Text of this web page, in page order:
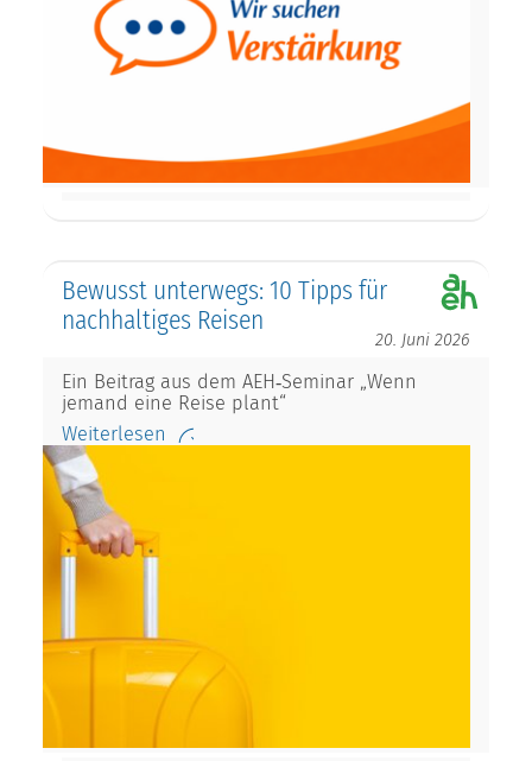
Bewusst unterwegs: 10 Tipps für
nachhaltiges Reisen
20. Juni 2026
Ein Beitrag aus dem AEH‑Seminar „Wenn
jemand eine Reise plant“
Weiterlesen